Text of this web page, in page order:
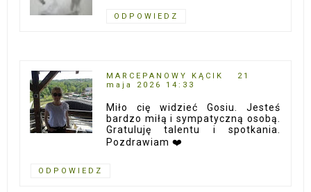
ODPOWIEDZ
MARCEPANOWY KĄCIK
21
maja 2026 14:33
Miło cię widzieć Gosiu. Jesteś
bardzo miłą i sympatyczną osobą.
Gratuluję talentu i spotkania.
Pozdrawiam ❤️
ODPOWIEDZ